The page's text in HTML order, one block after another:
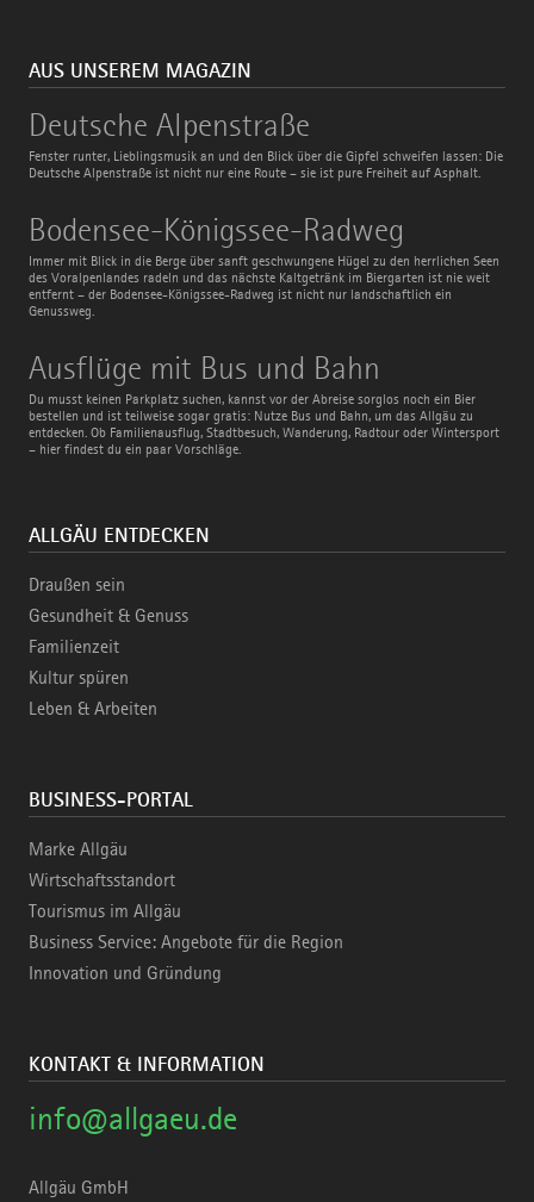
AUS UNSEREM MAGAZIN
Deutsche Alpenstraße
Fenster runter, Lieblingsmusik an und den Blick über die Gipfel schweifen lassen: Die
Deutsche Alpenstraße ist nicht nur eine Route – sie ist pure Freiheit auf Asphalt.
Deutsche
Alpenstraße
Bodensee-Königssee-Radweg
Immer mit Blick in die Berge über sanft geschwungene Hügel zu den herrlichen Seen
des Voralpenlandes radeln und das nächste Kaltgetränk im Biergarten ist nie weit
entfernt – der Bodensee-Königssee-Radweg ist nicht nur landschaftlich ein
Genussweg.
Bodensee-
Königssee-
Radweg
Ausflüge mit Bus und Bahn
Du musst keinen Parkplatz suchen, kannst vor der Abreise sorglos noch ein Bier
bestellen und ist teilweise sogar gratis: Nutze Bus und Bahn, um das Allgäu zu
entdecken. Ob Familienausflug, Stadtbesuch, Wanderung, Radtour oder Wintersport
– hier findest du ein paar Vorschläge.
Ausflüge
mit
Bus
und
Bahn
ALLGÄU ENTDECKEN
Draußen sein
Gesundheit & Genuss
Familienzeit
Kultur spüren
Leben & Arbeiten
BUSINESS-PORTAL
Marke Allgäu
Wirtschaftsstandort
Tourismus im Allgäu
Business Service: Angebote für die Region
Innovation und Gründung
KONTAKT & INFORMATION
info@allgaeu.de
Allgäu GmbH